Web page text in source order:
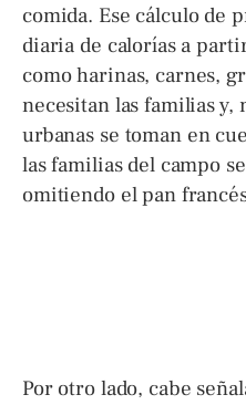
comida. Ese cálculo de
diaria de calorías a
como harinas, carnes,
necesitan las familias y,
urbanas se toman en
las familias del campo
omitiendo el pan
Por otro lado, cabe